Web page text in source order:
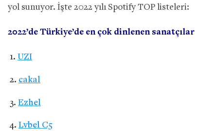
yol sunuyor. İşte 2022 yılı Spotify TOP listeleri:
2022’de Türkiye’de en çok dinlenen sanatçılar
UZI
cakal
Ezhel
Lvbel C5